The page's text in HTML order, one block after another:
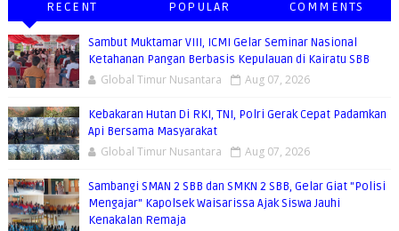
RECENT POPULAR COMMENTS
Sambut Muktamar VIII, ICMI Gelar Seminar Nasional
Ketahanan Pangan Berbasis Kepulauan di Kairatu SBB
Global Timur Nusantara Aug 07, 2026
Kebakaran Hutan Di RKI, TNI, Polri Gerak Cepat Padamkan
Api Bersama Masyarakat
Global Timur Nusantara Aug 07, 2026
Sambangi SMAN 2 SBB dan SMKN 2 SBB, Gelar Giat "Polisi
Mengajar" Kapolsek Waisarissa Ajak Siswa Jauhi
Kenakalan Remaja